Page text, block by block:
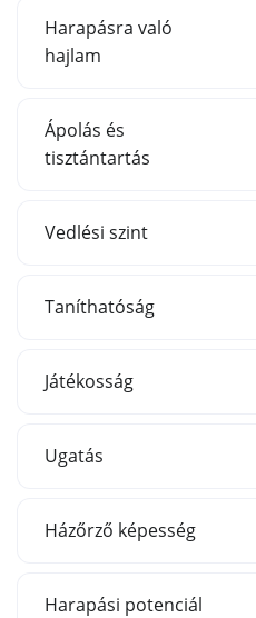
Harapásra való
hajlam
Ápolás és
tisztántartás
Vedlési szint
Taníthatóság
Játékosság
Ugatás
Házőrző képesség
Harapási potenciál